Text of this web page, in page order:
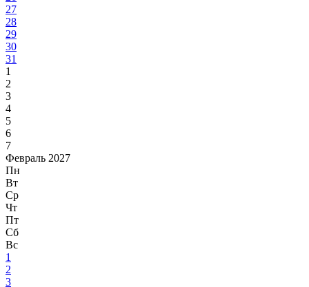
27
28
29
30
31
1
2
3
4
5
6
7
Февраль 2027
Пн
Вт
Ср
Чт
Пт
Сб
Вс
1
2
3